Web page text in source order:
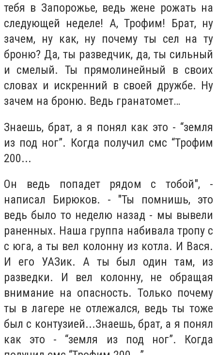
тебя в Запорожье, ведь жене рожать на
следующей неделе! А, Трофим! Брат, ну
зачем, ну как, ну почему ты сел на ту
броню? Да, ты разведчик, да, ты сильный
и смелый. Ты прямолинейный в своих
словах и искренний в своей дружбе. Ну
зачем на броню. Ведь гранатомет…
Знаешь, брат, а я понял как это - “земля
из под ног”. Когда получил смс “Трофим
200...
Он ведь попадет рядом с тобой", -
написал Бирюков. - "Ты помнишь, это
ведь было то неделю назад - мы вывели
раненных. Наша группа набивала тропу с
с юга, а ты вел колонну из котла. И Вася.
И его УАЗик. А ты был один там, из
разведки. И вел колонну, не обращая
внимание на опасность. Только почему
ты в лагере не отлежался, ведь ты тоже
был с контузией...Знаешь, брат, а я понял
как это - “земля из под ног”. Когда